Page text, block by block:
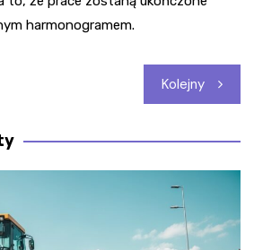
harmonogramem.
Kolejny